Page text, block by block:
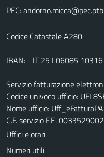
PEC:
Codice Catastale A280
IBAN: - IT 25 I 06085
Servizio fatturazione
Codice univoco ufficio:
Nome ufficio: Uff_eFatturaPA
C.F. servizio F.E.
Uffici e orari
Numeri utili